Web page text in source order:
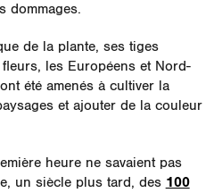
dommages.
de la plante, ses tiges
les Européens et Nord-
été amenés à cultiver la
et ajouter de la couleur
heure ne savaient pas
un siècle plus tard, des 100